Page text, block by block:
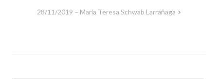
28/11/2019 – Maria Teresa Schwab Larrañaga